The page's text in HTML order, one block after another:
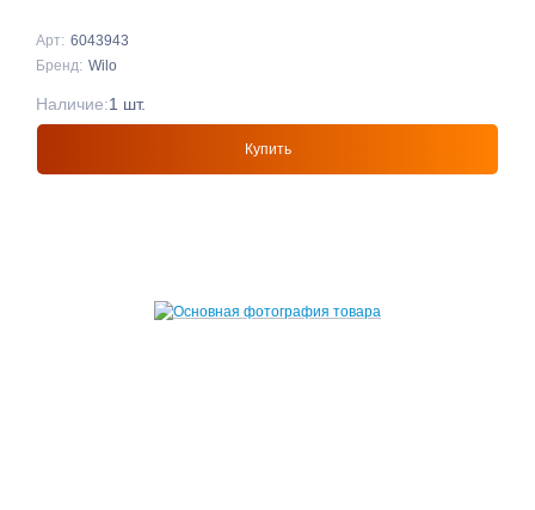
Арт: 6043943
Бренд: Wilo
Купить
Наличие:1 шт.